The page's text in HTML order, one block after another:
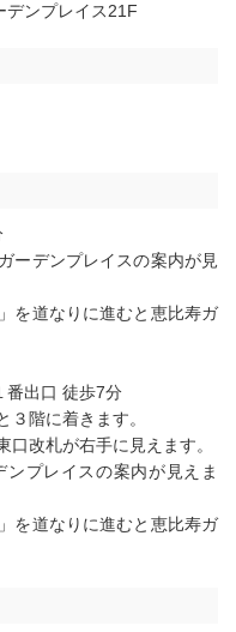
デンプレイス21F
ーデンプレイスの案内が見
を道なりに進むと恵比寿ガ
番出口 徒歩7分
階に着きます。
改札が右手に見えます。
プレイスの案内が見えま
を道なりに進むと恵比寿ガ